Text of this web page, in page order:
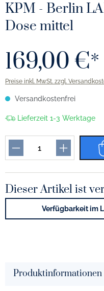
KPM - Berlin
Dose mittel
169,00 €*
Preise inkl. MwSt. zzgl.
Versandkostenfrei
Lieferzeit 1-3 Werktage
Dieser Artikel ist
Verfügbarkeit im
Produktinformationen